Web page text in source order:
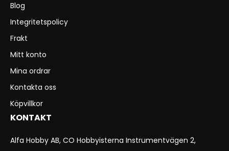
Blog
Integritetspolicy
Frakt
Mitt konto
Mina ordrar
Kontakta oss
Köpvillkor
KONTAKT
Alfa Hobby AB, CO Hobbyisterna Instrumentvägen 2,